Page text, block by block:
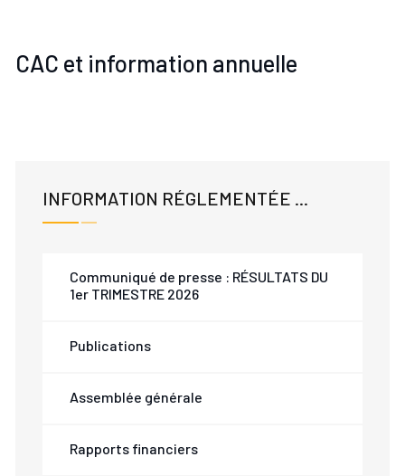
INFORMATION RÉGLEMENTÉE ...
Communiqué de presse : RÉSULTATS DU
1er TRIMESTRE 2026
Publications
Assemblée générale
Rapports financiers
CAC et information annuelle